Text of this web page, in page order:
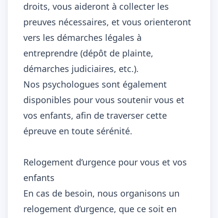
droits, vous aideront à collecter les
preuves nécessaires, et vous orienteront
vers les démarches légales à
entreprendre (dépôt de plainte,
démarches judiciaires, etc.).
Nos psychologues sont également
disponibles pour vous soutenir vous et
vos enfants, afin de traverser cette
épreuve en toute sérénité.
Relogement d’urgence pour vous et vos
enfants
En cas de besoin, nous organisons un
relogement d’urgence, que ce soit en